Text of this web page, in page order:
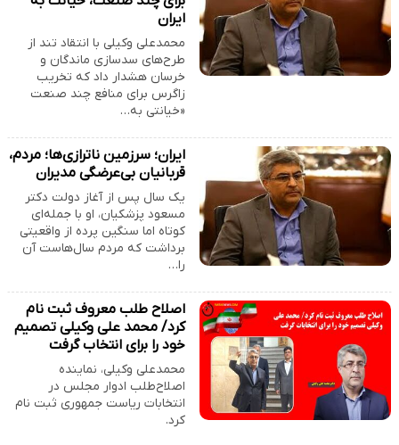
ایران
محمدعلی وکیلی با انتقاد تند از
طرح‌های سدسازی ماندگان و
خرسان هشدار داد که تخریب
زاگرس برای منافع چند صنعت
«خیانتی به…
ایران؛ سرزمین ناترازی‌ها؛ مردم،
قربانیان بی‌عرضگی مدیران‌
یک سال پس از آغاز دولت دکتر
مسعود پزشکیان، او با جمله‌ای
کوتاه اما سنگین پرده از واقعیتی
برداشت که مردم سال‌هاست آن
را…
اصلاح طلب معروف ثبت نام
کرد/ محمد علی وکیلی تصمیم
خود را برای انتخاب گرفت
محمدعلی وکیلی، نماینده
اصلاح‌طلب ادوار مجلس در
انتخابات ریاست جمهوری ثبت نام
کرد.